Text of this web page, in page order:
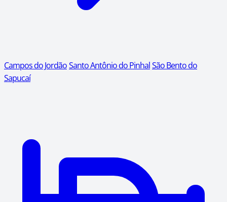
Campos do JordãoSanto Antônio do PinhalSão Bento do
Sapucaí